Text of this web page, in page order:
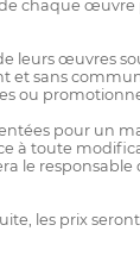
chaque
œuvres
et sans
ou
pour un
à toute
le responsable
les prix